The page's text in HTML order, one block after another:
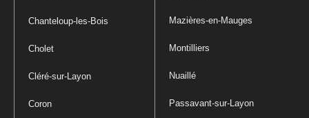
Chanteloup-les-Bois
Cholet
Cléré-sur-Layon
Coron
Mazières-en-Mauges
Montilliers
Nuaillé
Passavant-sur-Layon